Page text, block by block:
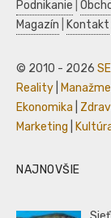
Podnikanie
Magazín
Kontakt
© 2010 - 2026
Reality
Ekonomika
Marketing
NAJNOVŠIE